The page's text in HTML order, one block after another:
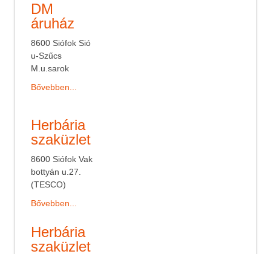
DM
áruház
8600 Siófok Sió
u-Szűcs
M.u.sarok
Bővebben...
Herbária
szaküzlet
8600 Siófok Vak
bottyán u.27.
(TESCO)
Bővebben...
Herbária
szaküzlet